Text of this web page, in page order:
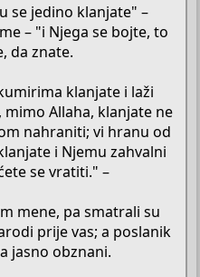
se jedino klanjate" –
– "i Njega se bojte, to
da znate.
klanjate i laži
Allaha, klanjate ne
nahraniti; vi hranu od
i Njemu zahvalni
se vratiti." –
mene, pa smatrali su
prije vas; a poslanik
jasno obznani.